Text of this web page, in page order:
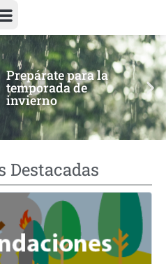
Prepárate para la
temporada de
invierno